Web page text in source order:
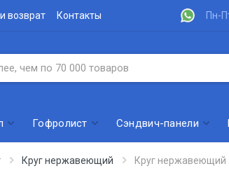
возврат Контакты Пн-
Гофролист Сэндвич-панели
Круг нержавеющий Круг нержавеющий